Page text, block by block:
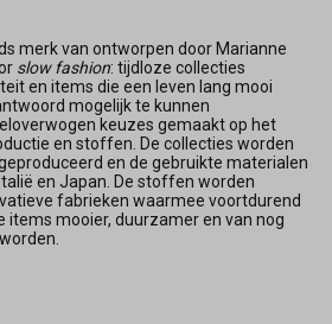
merk van ontworpen door Marianne
slow fashion: tijdloze collecties
en items die een leven lang mooi
mogelijk te kunnen
keuzes gemaakt op het
en stoffen. De collecties worden
en de gebruikte materialen
en Japan. De stoffen worden
fabrieken waarmee voortdurend
mooier, duurzamer en van nog